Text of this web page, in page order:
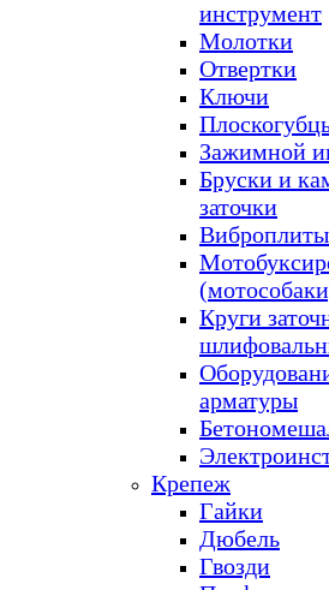
инструмент
Молотки
Отвертки
Ключи
Зажимной
Бруски и
заточки
Круги
арматуры
Крепеж
Гайки
Дюбель
Гвозди